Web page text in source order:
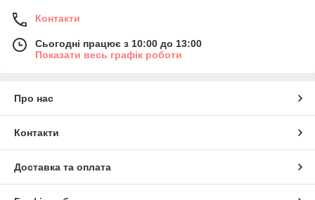
Контакти
Сьогодні працює з 10:00 до 13:00
Показати весь графік роботи
Про нас
Контакти
Доставка та оплата